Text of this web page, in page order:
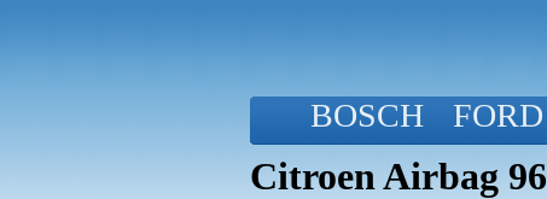
BOSCH FORD
Citroen Airbag